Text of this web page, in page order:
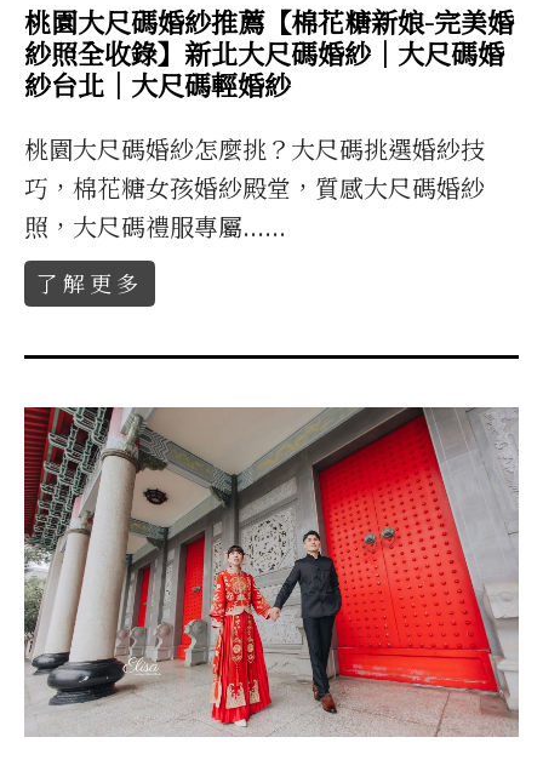
桃園大尺碼婚紗推薦【棉花糖新娘-完美婚
紗照全收錄】新北大尺碼婚紗｜大尺碼婚
紗台北｜大尺碼輕婚紗
桃園大尺碼婚紗怎麼挑？大尺碼挑選婚紗技
巧，棉花糖女孩婚紗殿堂，質感大尺碼婚紗
照，大尺碼禮服專屬......
了解更多